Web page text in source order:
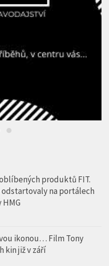
produktů FIT.
na portálech
ikonou… Film Tony
kin již v září